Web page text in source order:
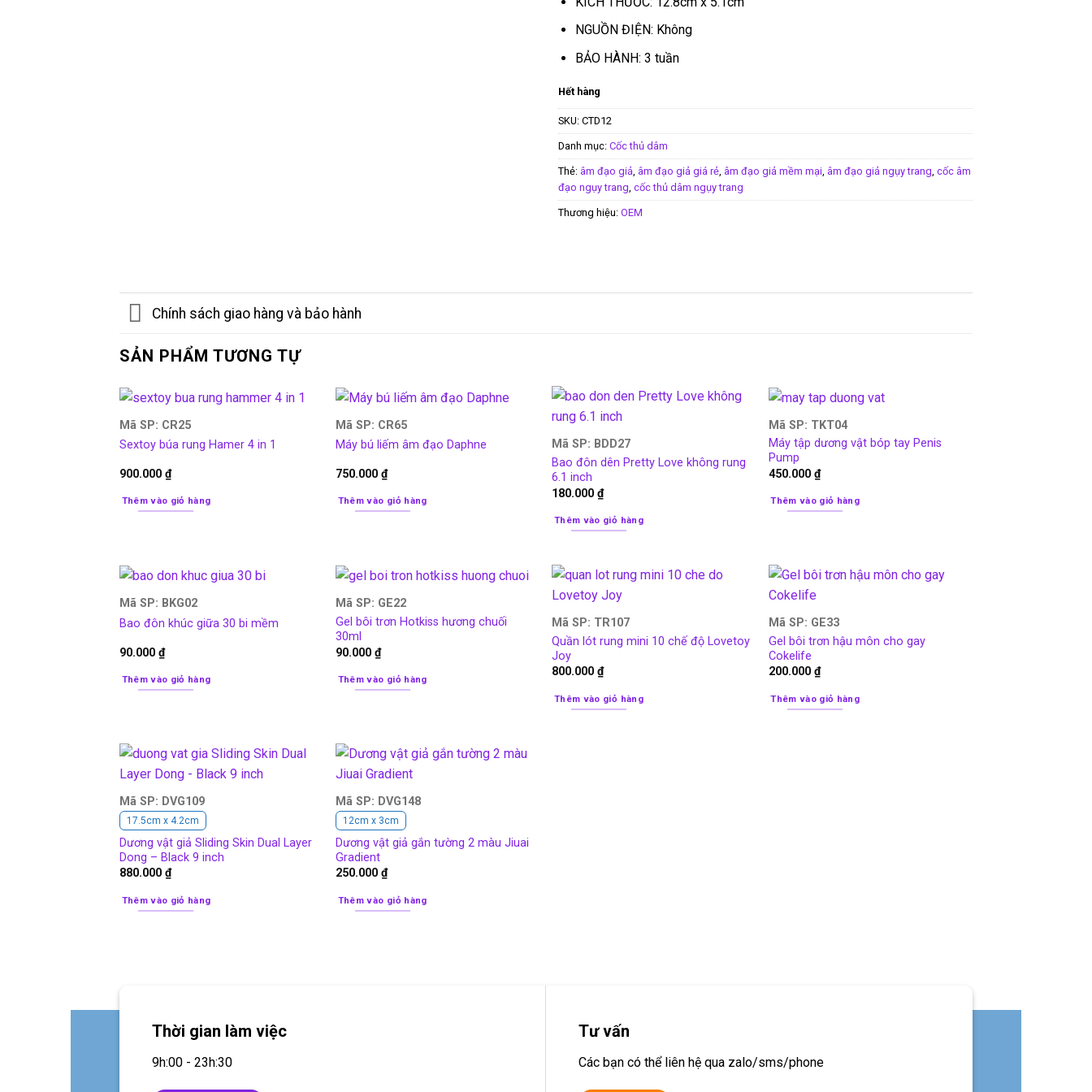
NGUỒN ĐIỆN: Không
BẢO HÀNH: 3 tuần
Hết hàng
SKU: CTD12
Danh mục: Cốc thủ dâm
Thẻ: âm đạo giả, âm đạo giả giá rẻ, âm đạo giả mềm mại, âm đạo giả ngụy trang, cốc âm
đạo ngụy trang, cốc thủ dâm ngụy trang
Thương hiệu: OEM
Chính sách giao hàng và bảo hành
SẢN PHẨM TƯƠNG TỰ
Mã SP: CR25
Sextoy búa rung Hamer 4 in 1
900.000 ₫
Thêm vào giỏ hàng
Mã SP: CR65
Máy bú liếm âm đạo Daphne
750.000₫
Thêm vào giỏ hàng
Mã SP: BDD27
Bao đôn dên Pretty Love không rung
6.1 inch
180.000₫
Thêm vào giỏ hàng
Mã SP: TKT04
Máy tập dương vật bóp tay Penis
Pump
450.000 ₫
Thêm vào giỏ hàng
Mã SP: BKG02
Bao đôn khúc giữa 30 bi mềm
90.000 ₫
Thêm vào giỏ hàng
Mã SP: GE22
Gel bôi trơn Hotkiss hương chuối
30ml
90.000₫
Thêm vào giỏ hàng
Mã SP: TR107
Quần lót rung mini 10 chế độ Lovetoy
Joy
800.000₫
Thêm vào giỏ hàng
Mã SP: GE33
Gel bôi trơn hậu môn cho gay
Cokelife
200.000 ₫
Thêm vào giỏ hàng
Mã SP: DVG109
17.5cm x 4.2cm
Dương vật giả Sliding Skin Dual Layer
Dong – Black 9 inch
880.000 ₫
Thêm vào giỏ hàng
Mã SP: DVG148
12cm x 3cm
Dương vật giả gắn tường 2 màu Jiuai
Gradient
250.000₫
Thêm vào giỏ hàng
Thời gian làm việc
9h:00 - 23h:30
Tư vấn
Các bạn có thể liên hệ qua zalo/sms/phone